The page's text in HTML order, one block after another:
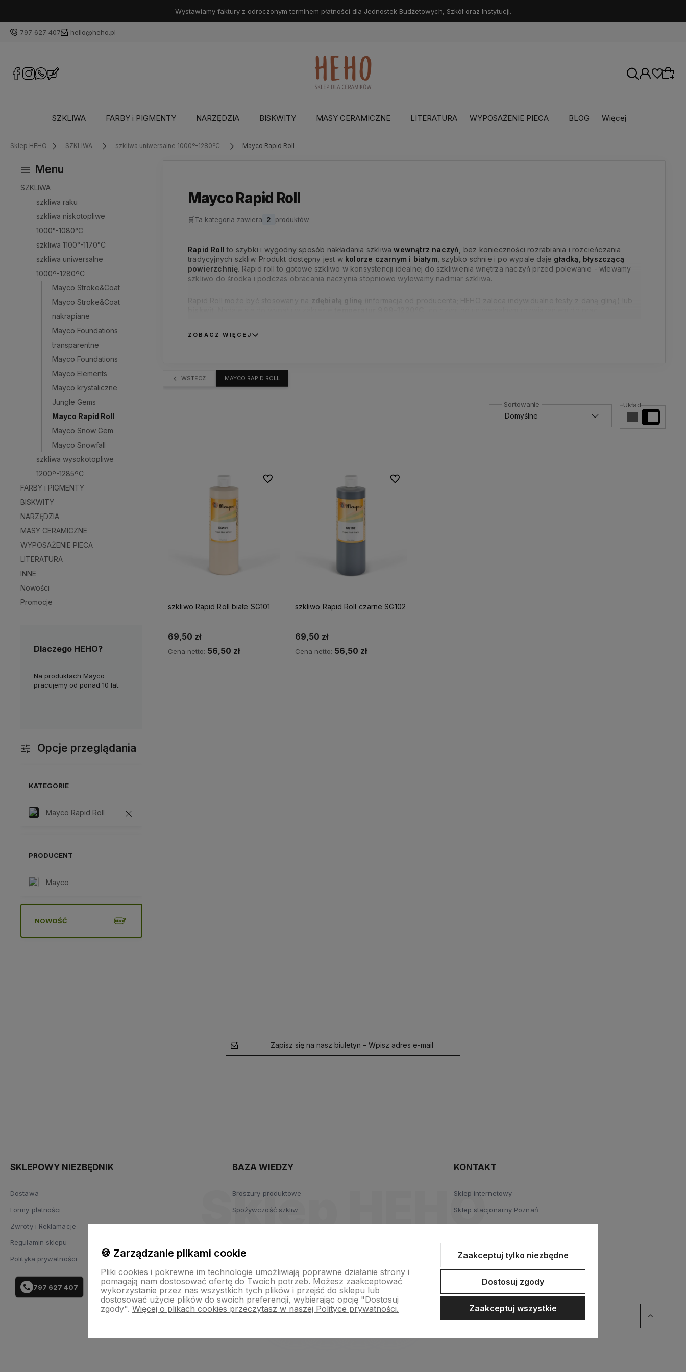
Wystawiamy faktury z odroczonym terminem płatności dla Jednostek Budżetowych, Szkół oraz Instytucji.
797 627 407 hello@heho.pl
797 627 407
SZKLIWA FARBY i PIGMENTY NARZĘDZIA BISKWITY MASY CERAMICZNE LITERATURA WYPOSAŻENIE PIECA BLOG Więcej
Sklep HEHO SZKLIWA szkliwa uniwersalne 1000º-1280ºC Mayco Rapid Roll
Menu
SZKLIWA
szkliwa raku
szkliwa niskotopliwe
1000°-1080°C
szkliwa 1100°-1170°C
szkliwa uniwersalne
1000º-1280ºC
Mayco Stroke&Coat
Mayco Stroke&Coat
nakrapiane
Mayco Foundations
transparentne
Mayco Foundations
Mayco Elements
Mayco krystaliczne
Jungle Gems
Mayco Rapid Roll
Mayco Snow Gem
Mayco Snowfall
szkliwa wysokotopliwe
1200º-1285ºC
FARBY i PIGMENTY
BISKWITY
NARZĘDZIA
MASY CERAMICZNE
WYPOSAŻENIE PIECA
LITERATURA
INNE
Nowości
Promocje
Dlaczego HEHO?
Na produktach Mayco
pracujemy od ponad 10 lat.
Opcje przeglądania
KATEGORIE
Mayco Rapid Roll
PRODUCENT
Mayco
NOWOŚĆ
Mayco Rapid Roll
🛒Ta kategoria zawiera 2 produktów
Rapid Roll to szybki i wygodny sposób nakładania szkliwawewnątrz naczyń , bez konieczności rozrabiania i rozcieńczania
tradycyjnych szkliw. Produkt dostępny jest w kolorze czarnym i białym , szybko schnie i po wypale daje gładką, błyszczącą
powierzchnię. Rapid roll to gotowe szkliwo w konsystencji idealnej do szkliwienia wnętrza naczyń przed polewanie - wlewamy
szkliwo do środka i podczas obracania naczynia stopniowo wylewamy nadmiar szkliwa.
zdębiałą glinę
ZOBACZ WIĘCEJ
WSTECZ MAYCO RAPID ROLL
Układ
szkliwo Rapid Roll białe SG101
69,50 zł
Cena netto: 56,50 zł
Do ulubionych
szkliwo Rapid Roll czarne SG102
69,50 zł
Cena netto: 56,50 zł
Do ulubionych
Zapisz się na nasz biuletyn – Wpisz adres e-mail
SKLEPOWY NIEZBĘDNIK
Dostawa
Formy płatności
Zwroty i Reklamacje
Regulamin sklepu
Polityka prywatności
BAZA WIEDZY
Broszury produktowe
Spożywczość szkliw
Wypalanie ceramiki w Poznaniu
KONTAKT
Sklep internetowy
Sklep stacjonarny Poznań
🍪 Zarządzanie plikami cookie
Pliki cookies i pokrewne im technologie umożliwiają poprawne działanie strony i
pomagają nam dostosować ofertę do Twoich potrzeb. Możesz zaakceptować
wykorzystanie przez nas wszystkich tych plików i przejść do sklepu lub
dostosować użycie plików do swoich preferencji, wybierając opcję "Dostosuj
zgody". Więcej o plikach cookies przeczytasz w naszej Polityce prywatności.
Zaakceptuj tylko niezbędne
Dostosuj zgody
Zaakceptuj wszystkie